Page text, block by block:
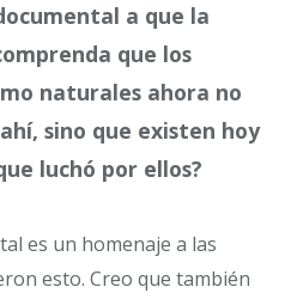
a que la
que los
naturales ahora no
sino que existen hoy
luchó por ellos?
es un homenaje a las
esto. Creo que también